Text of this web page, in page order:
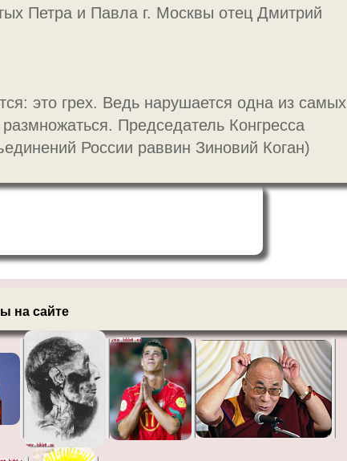
Петра и Павла г. Москвы отец Дмитрий
это грех. Ведь нарушается одна из самых
Председатель Конгресса
России раввин Зиновий Коган)
на сайте